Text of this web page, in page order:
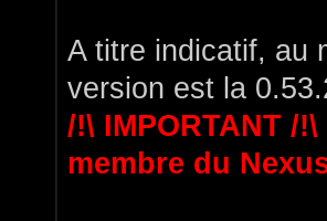
A titre indicatif, au
version est la
/!\ IMPORTANT /
membre du